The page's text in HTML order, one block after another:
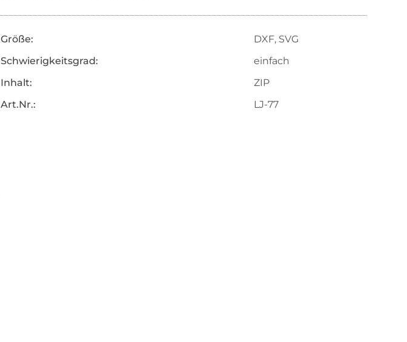
Größe:
DXF, SVG
Schwierigkeitsgrad:
einfach
Inhalt:
ZIP
Art.Nr.:
LJ-77